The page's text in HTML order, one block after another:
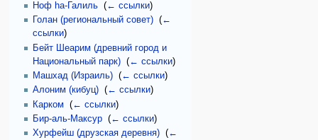
Ноф hа-Галиль‎ (← ссылки)
Голан (региональный совет)‎ (←
ссылки)
Бейт Шеарим (древний город и
Национальный парк)‎ (← ссылки)
Машхад (Израиль)‎ (← ссылки)
Алоним (кибуц)‎ (← ссылки)
Карком
(← ссылки)
Бир-аль-Максур‎ (← ссылки)
Хурфейш (друзская деревня)‎ (←